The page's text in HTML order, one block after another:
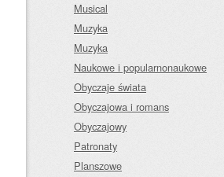
Musical
Muzyka
Muzyka
Naukowe i popularnonaukowe
Obyczaje świata
Obyczajowa i romans
Obyczajowy
Patronaty
Planszowe